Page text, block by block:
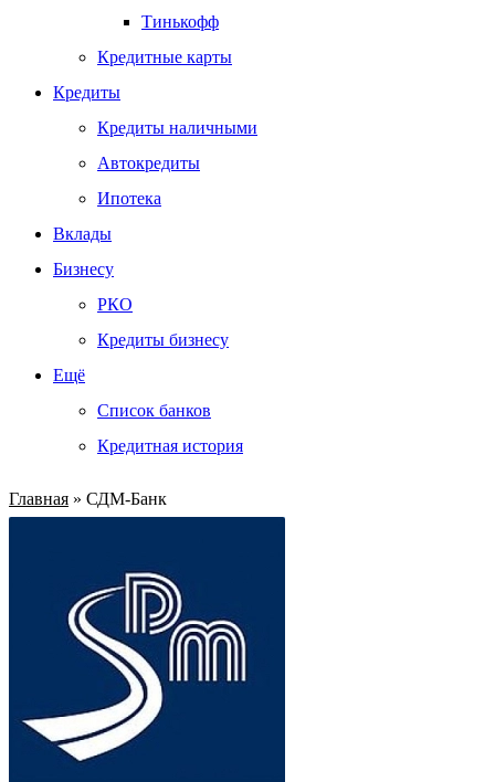
Тинькофф
Кредитные карты
Кредиты
Кредиты наличными
Автокредиты
Ипотека
Вклады
Бизнесу
РКО
Кредиты бизнесу
Ещё
Список банков
Кредитная история
Главная » СДМ-Банк